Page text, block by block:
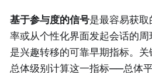
基于参与度的信号是最容易获
率或从个性化界面发起会话的周
是兴趣转移的可靠早期指标。
总体级别计算这一指标——总体